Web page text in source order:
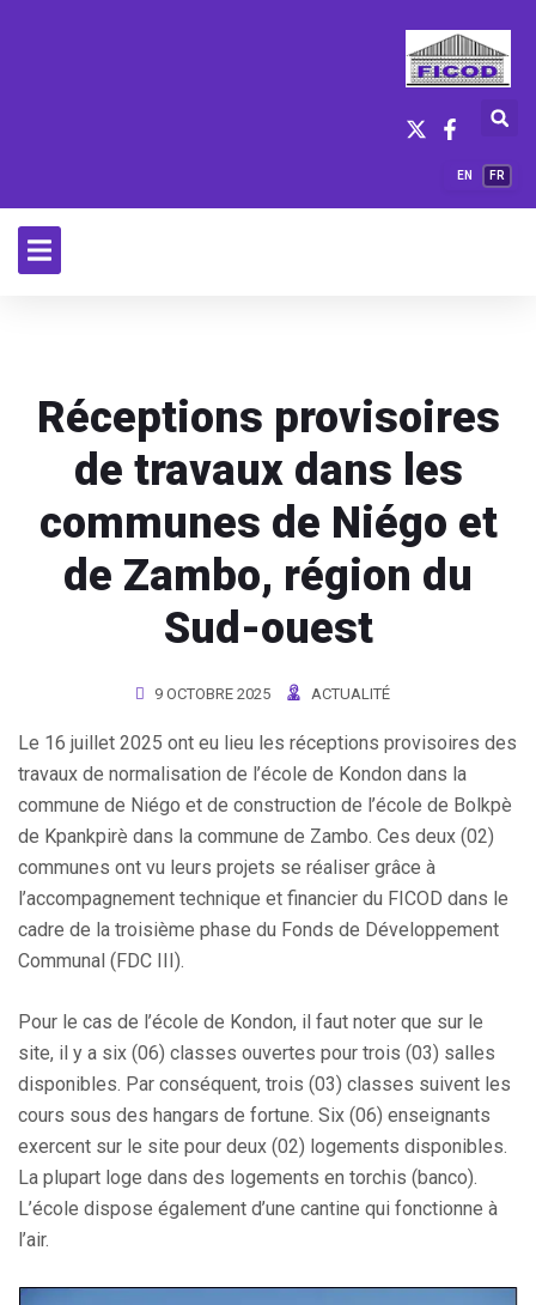
EN FR
Réceptions provisoires
de travaux dans les
communes de Niégo et
de Zambo, région du
Sud-ouest
9 OCTOBRE 2025 ACTUALITÉ
Le 16 juillet 2025 ont eu lieu les réceptions provisoires des
travaux de normalisation de l’école de Kondon dans la
commune de Niégo et de construction de l’école de Bolkpè
de Kpankpirè dans la commune de Zambo. Ces deux (02)
communes ont vu leurs projets se réaliser grâce à
l’accompagnement technique et financier du FICOD dans le
cadre de la troisième phase du Fonds de Développement
Communal (FDC III).
Pour le cas de l’école de Kondon, il faut noter que sur le
site, il y a six (06) classes ouvertes pour trois (03) salles
disponibles. Par conséquent, trois (03) classes suivent les
cours sous des hangars de fortune. Six (06) enseignants
exercent sur le site pour deux (02) logements disponibles.
La plupart loge dans des logements en torchis (banco).
L’école dispose également d’une cantine qui fonctionne à
l’air.